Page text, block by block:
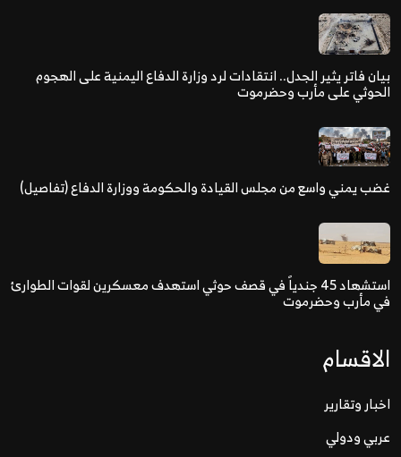
بيان فاتر يثير الجدل.. انتقادات لرد وزارة الدفاع اليمنية على الهجوم
الحوثي على مأرب وحضرموت
غضب يمني واسع من مجلس القيادة والحكومة ووزارة الدفاع (تفاصيل)
استشهاد 45 جندياً في قصف حوثي استهدف معسكرين لقوات الطوارئ
في مأرب وحضرموت
الاقسام
اخبار وتقارير
عربي ودولي